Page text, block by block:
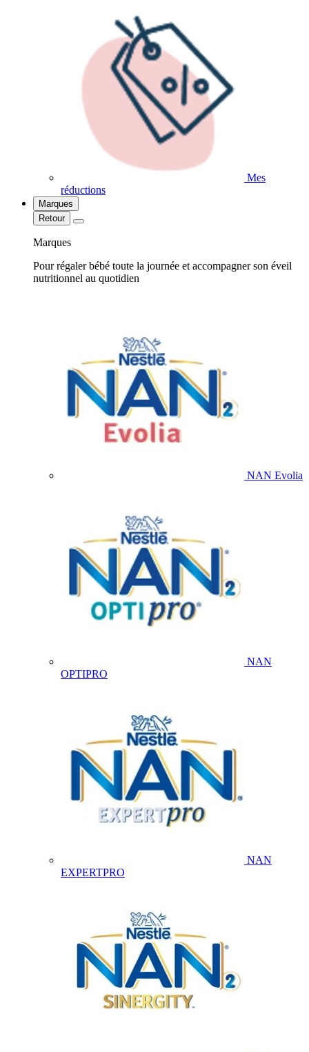
Mes
réductions
Marques
Retour
Marques
Pour régaler bébé toute la journée et accompagner son éveil
nutritionnel au quotidien
NAN Evolia
NAN
OPTIPRO
NAN
EXPERTPRO